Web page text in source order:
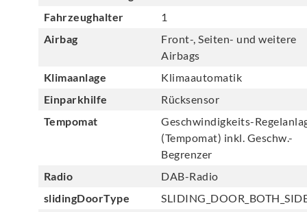
Fahrzeughalter
1
Airbag
Front-, Seiten- und weitere
Airbags
Klimaanlage
Klimaautomatik
Einparkhilfe
Rücksensor
Tempomat
Geschwindigkeits-
(Tempomat) inkl. Geschw.-
Begrenzer
Radio
DAB-Radio
slidingDoorType